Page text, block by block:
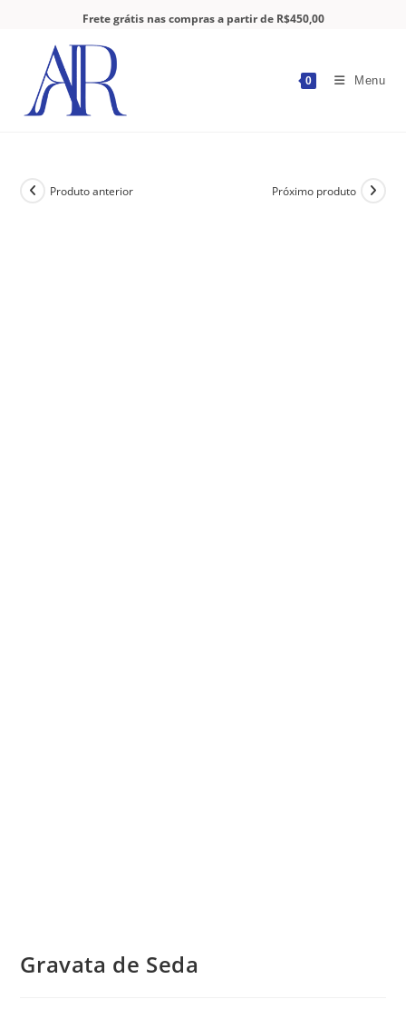
Frete grátis nas compras a partir de R$450,00
0 Menu
Produto anterior Próximo produto
Gravata de Seda